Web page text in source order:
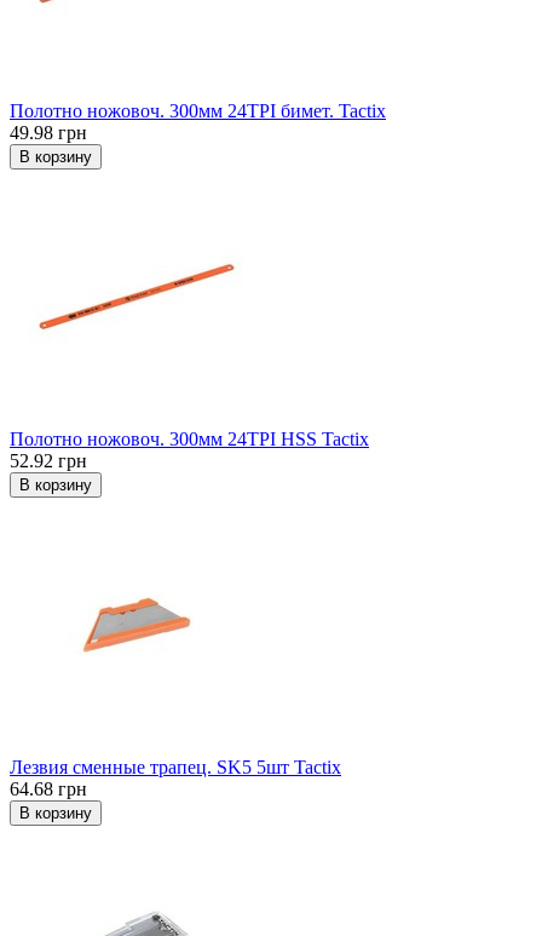
Полотно ножовоч. 300мм 24TPI бимет. Tactix
49.98 грн
В корзину
Полотно ножовоч. 300мм 24TPI HSS Tactix
52.92 грн
В корзину
Лезвия сменные трапец. SK5 5шт Tactix
64.68 грн
В корзину